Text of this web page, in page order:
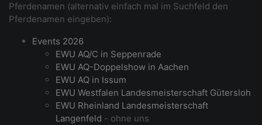
Pferdenamen (alternativ einfach mal im Suchfeld den
Pferdenamen eingeben):
Events 2026
EWU AQ/C in Seppenrade
EWU AQ-Doppelshow in Aachen
EWU AQ in Issum
EWU Westfalen Landesmeisterschaft Gütersloh
EWU Rheinland Landesmeisterschaft
Langenfeld - ohne uns